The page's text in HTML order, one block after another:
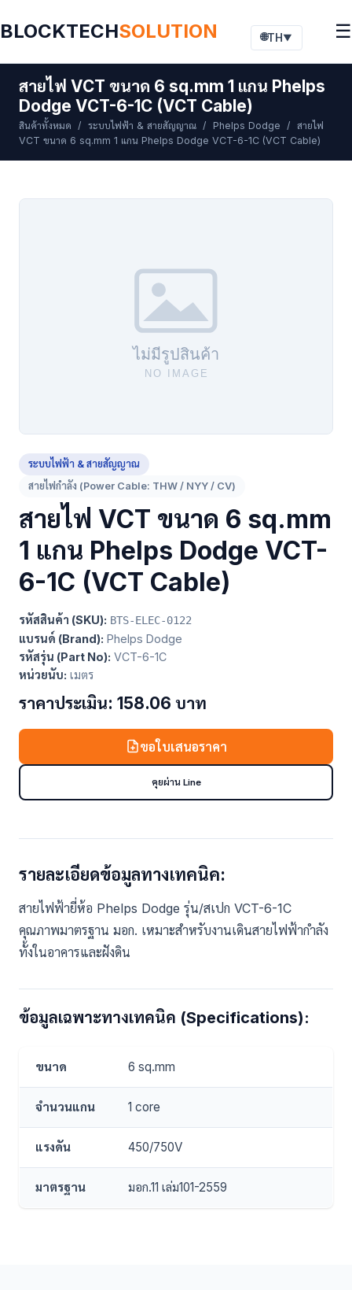
BLOCKTECHSOLUTION 🌐TH ▼ ☰
สายไฟ VCT ขนาด 6 sq.mm 1 แกน Phelps
Dodge VCT-6-1C (VCT Cable)
สินค้าทั้งหมด / ระบบไฟฟ้า & สายสัญญาณ / Phelps Dodge / สายไฟ
VCT ขนาด 6 sq.mm 1 แกน Phelps Dodge VCT-6-1C (VCT Cable)
ระบบไฟฟ้า & สายสัญญาณ
สายไฟกำลัง (Power Cable: THW / NYY / CV)
สายไฟ VCT ขนาด 6 sq.mm
1 แกน Phelps Dodge VCT-
6-1C (VCT Cable)
รหัสสินค้า (SKU): BTS-ELEC-0122
แบรนด์ (Brand): Phelps Dodge
รหัสรุ่น (Part No): VCT-6-1C
หน่วยนับ: เมตร
ราคาประเมิน: 158.06 บาท
ขอใบเสนอราคา
คุยผ่าน Line
รายละเอียดข้อมูลทางเทคนิค:
สายไฟฟ้ายี่ห้อ Phelps Dodge รุ่น/สเปก VCT-6-1C
คุณภาพมาตรฐาน มอก. เหมาะสำหรับงานเดินสายไฟฟ้ากำลัง
ทั้งในอาคารและฝังดิน
ข้อมูลเฉพาะทางเทคนิค (Specifications):
ขนาด 6 sq.mm
จำนวนแกน 1 core
แรงดัน 450/750V
มาตรฐาน มอก.11 เล่ม101-2559